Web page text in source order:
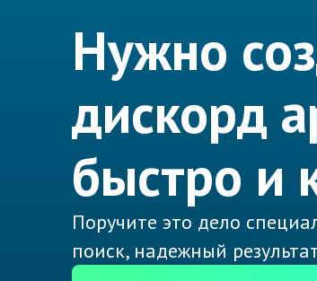
Нужно
дискорд
быстро и
Поручите это дело
поиск, надежный